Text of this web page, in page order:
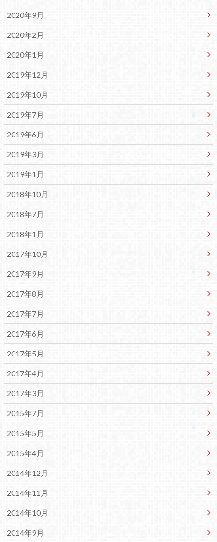
2020年9月
2020年2月
2020年1月
2019年12月
2019年10月
2019年7月
2019年6月
2019年3月
2019年1月
2018年10月
2018年7月
2018年1月
2017年10月
2017年9月
2017年8月
2017年7月
2017年6月
2017年5月
2017年4月
2017年3月
2015年7月
2015年5月
2015年4月
2014年12月
2014年11月
2014年10月
2014年9月